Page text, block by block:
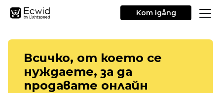
Kom igång
Всичко, от което се
нуждаете, за да
продавате онлайн